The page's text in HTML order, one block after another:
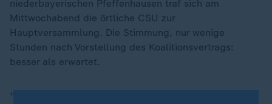
niederbayerischen Pfeffenhausen traf sich am
Mittwochabend die örtliche CSU zur
Hauptversammlung. Die Stimmung, nur wenige
Stunden nach Vorstellung des Koalitionsvertrags:
besser als erwartet.
"Ich war am Anfang sehr skeptisch und habe gedacht,